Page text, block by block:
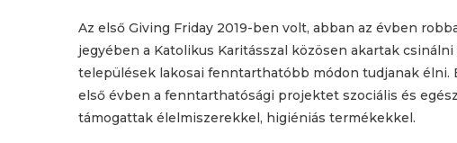
Az első Giving Friday 2019-ben volt, abban az évben
jegyében a Katolikus Karitásszal közösen akartak
települések lakosai fenntarthatóbb módon tudjanak élni.
első évben a fenntarthatósági projektet szociális és
támogattak élelmiszerekkel, higiéniás termékekkel.